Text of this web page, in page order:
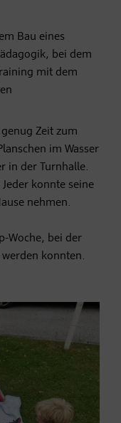
Bau eines
bei dem
mit dem
Zeit zum
im Wasser
in der Turnhalle.
konnte seine
nehmen.
Woche, bei der
konnten.